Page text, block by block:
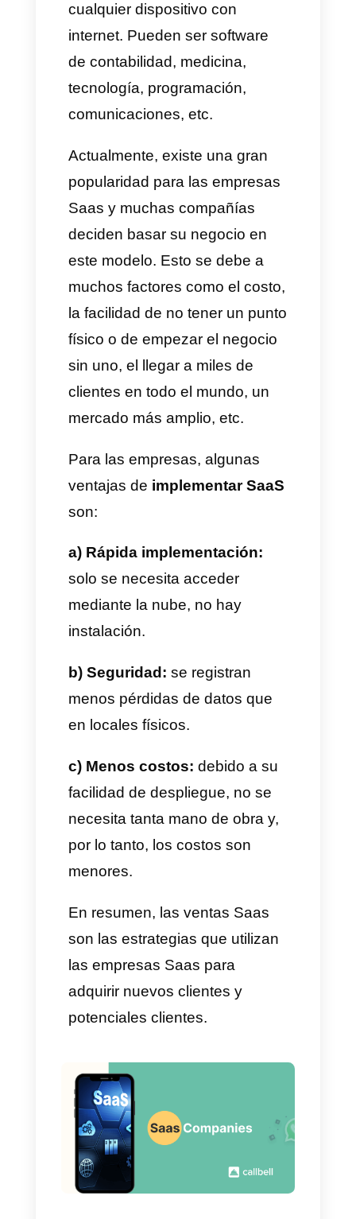
Saas, las ventas Saas y
son los 5 mejores tips de
ventas Saaspara tu negocio.
Que son las ventas Saas?
Cuandohablamos de Saas
hablamos de servicios y
software. Servicios alojados en
la nube donde puedes acceder
desde cualquier dispositivo sin
necesidad de instalarlo, solo se
necesita una conexión a
internet.
Por su parte, las ventas Saas
se pueden aplicar a muchos
sino también a todo lo que se
pueda convertir en un servicio
donde se pueda acceder desde
internet. Pueden ser software
de contabilidad, medicina,
tecnología, programación,
comunicaciones, etc.
Actualmente, existe una gran
popularidad para las empresas
Saas y muchas compañías
deciden basar su negocio en
este modelo. Esto se debe a
muchos factores como el costo,
físico o de empezar el negocio
sin uno, el llegar a miles de
clientes en todo el mundo, un
mercado más amplio, etc.